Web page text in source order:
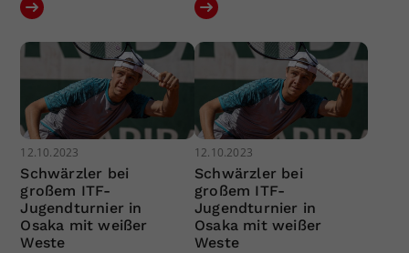
12.10.2023
Schwärzler bei
großem ITF-
Jugendturnier in
Osaka mit weißer
Weste
12.10.2023
Schwärzler bei
großem ITF-
Jugendturnier in
Osaka mit weißer
Weste